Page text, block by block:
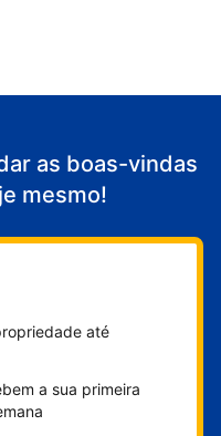
as boas-vindas
mesmo!
até
a sua primeira